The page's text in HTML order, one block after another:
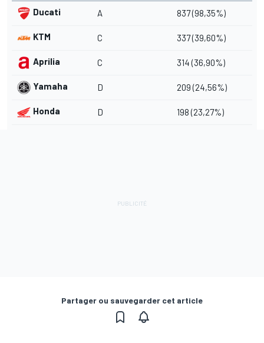
Ducati A 837 (98,35%)
KTM C 337 (39,60%)
Aprilia C 314 (36,90%)
Yamaha D 209 (24,56%)
Honda D 198 (23,27%)
Partager ou sauvegarder cet article